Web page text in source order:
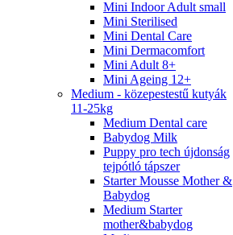
Mini Indoor Adult small
Mini Sterilised
Mini Dental Care
Mini Dermacomfort
Mini Adult 8+
Mini Ageing 12+
Medium - közepestestű kutyák
11-25kg
Medium Dental care
Babydog Milk
Puppy pro tech újdonság
tejpótló tápszer
Starter Mousse Mother &
Babydog
Medium Starter
mother&babydog